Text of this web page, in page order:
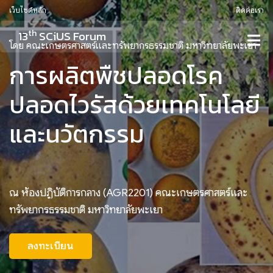
เว็บไซต์หลัก ติดต่อเรา
13thSCiUS Forum
โดย คณะเกษตรศาสตร์และทรัพยากรธรรมชาติ มหาวิทยาลัยพะเยา
การผลิตพืชปลอดโรค
ปลอดไวรัสด้วยเทคโนโลยี
และนวัตกรรม
ณ ห้องปฏิบัติการกลาง (AGR2201) คณะเกษตรศาสตร์และ
ทรัพยากรธรรมชาติ มหาวิทยาลัยพะเยา
ลงทะเบียน